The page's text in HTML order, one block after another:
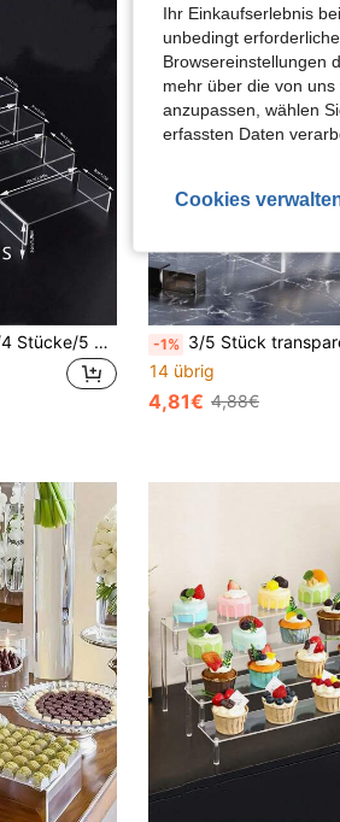
1 Stück/3 Stücke/4 Stücke/5 Stücke Acryl Präsentationsständer, transparenter Make-up Organizer Halter, Cupcake Ständer, Dessert Präsentationsregal, mehrstufiges Aufbewahrungsregal, Süßigkeiten Bar Präsentation, verstellbarer Acryl Riser, rechteckiger erweiterter mehrstufiger Präsentationsständer, U-förmiger Tischpräsentationsständer, geeignet für Sammlerstücke, Desserts, kleine Figuren Präsentation und Schreibtischaufbewahrung, Büro- und Studentenbedarf, Haushaltsorganisation, Raumdekoration, Küchenutensilien, Valentinstag Geschenk -1% 3/5 Stück transparente Acryl Ausstellungsständer, Kuchen/Dessert/Süßigkeiten/Figuren Ausstellungsregale, mehrstufige erweiterte Ausstellungsständer, geeignet für Sammlungen, Süßigkeiten, Figuren,
14 übrig
4,81€ 4,88€
Ihr Einkaufserlebnis
unbedingt
Browsereinstellungen
mehr über die von
anzupassen, wählen
erfassten Daten
Cookies